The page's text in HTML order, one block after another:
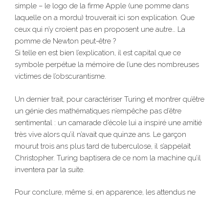
simple – le logo de la firme Apple (une pomme dans
laquelle on a mordu) trouverait ici son explication. Que
ceux qui n’y croient pas en proposent une autre… La
pomme de Newton peut-être ?
Si telle en est bien l’explication, il est capital que ce
symbole perpétue la mémoire de l’une des nombreuses
victimes de l’obscurantisme.
Un dernier trait, pour caractériser Turing et montrer qu’être
un génie des mathématiques n’empêche pas d’être
sentimental : un camarade d’école lui a inspiré une amitié
très vive alors qu’il n’avait que quinze ans. Le garçon
mourut trois ans plus tard de tuberculose, il s’appelait
Christopher. Turing baptisera de ce nom la machine qu’il
inventera par la suite.
Pour conclure, même si, en apparence, les attendus ne